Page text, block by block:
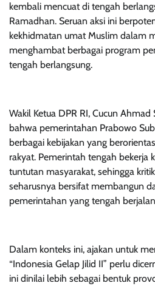
kembali mencuat di tengah
Ramadhan. Seruan aksi ini
kekhidmatan umat Muslim dalam
menghambat berbagai program
tengah berlangsung.
Wakil Ketua DPR RI, Cucun
bahwa pemerintahan Prabowo
berbagai kebijakan yang
rakyat. Pemerintah tengah bekerja
tuntutan masyarakat, sehingga
seharusnya bersifat membangun
pemerintahan yang tengah
Dalam konteks ini, ajakan untuk
“Indonesia Gelap Jilid II” perlu
ini dinilai lebih sebagai bentuk